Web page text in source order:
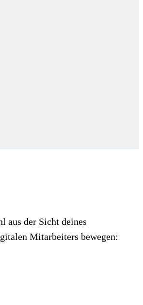
aus der Sicht deines
Mitarbeiters bewegen: